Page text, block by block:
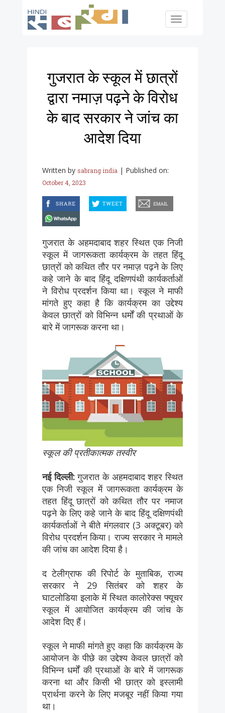
Toggle
गुजरात के स्कूल में छात्रों
द्वारा नमाज़ पढ़ने के विरोध
के बाद सरकार ने जांच का
आदेश दिया
Written by sabrang india | Published on:
October 4, 2023
गुजरात के अहमदाबाद शहर स्थित एक निजी
स्कूल में जागरूकता कार्यक्रम के तहत हिंदू
छात्रों को कथित तौर पर नमाज़ पढ़ने के लिए
कहे जाने के बाद हिंदू दक्षिणपंथी कार्यकर्ताओं
ने विरोध प्रदर्शन किया था। स्कूल ने माफी
मांगते हुए कहा है कि कार्यक्रम का उद्देश्य
केवल छात्रों को विभिन्न धर्मों की प्रथाओं के
बारे में जागरूक करना था।
स्कूल की प्रतीकात्मक तस्वीर
नई दिल्ली:गुजरात के अहमदाबाद शहर स्थित
एक निजी स्कूल में जागरूकता कार्यक्रम के
तहत हिंदू छात्रों को कथित तौर पर नमाज
पढ़ने के लिए कहे जाने के बाद हिंदू दक्षिणपंथी
कार्यकर्ताओं ने बीते मंगलवार (3 अक्टूबर) को
विरोध प्रदर्शन किया। राज्य सरकार ने मामले
की जांच का आदेश दिया है।
द टेलीग्राफ की रिपोर्ट के मुताबिक, राज्य
सरकार ने 29 सितंबर को शहर के
घाटलोडिया इलाके में स्थित कालोरेक्स फ्यूचर
स्कूल में आयोजित कार्यक्रम की जांच के
आदेश दिए हैं।
स्कूल ने माफी मांगते हुए कहा कि कार्यक्रम के
आयोजन के पीछे का उद्देश्य केवल छात्रों को
विभिन्न धर्मों की प्रथाओं के बारे में जागरूक
करना था और किसी भी छात्र को इस्लामी
प्रार्थना करने के लिए मजबूर नहीं किया गया
था।